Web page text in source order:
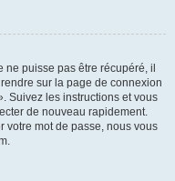
ne puisse pas être récupéré, il
sur la page de connexion
Suivez les instructions et vous
de nouveau rapidement.
votre mot de passe, nous vous